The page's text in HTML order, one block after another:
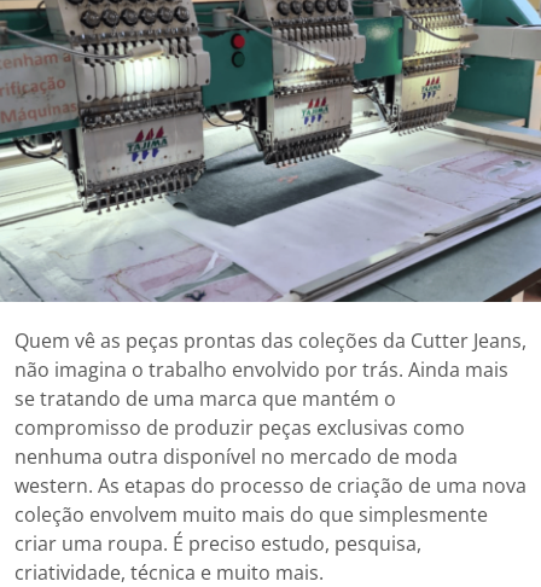
Quem vê as peças prontas das coleções da Cutter Jeans,
não imagina o trabalho envolvido por trás. Ainda mais
se tratando de uma marca que mantém o
compromisso de produzir peças exclusivas como
nenhuma outra disponível no mercado de moda
western. As etapas do processo de criação de uma nova
coleção envolvem muito mais do que simplesmente
criar uma roupa. É preciso estudo, pesquisa,
criatividade, técnica e muito mais.